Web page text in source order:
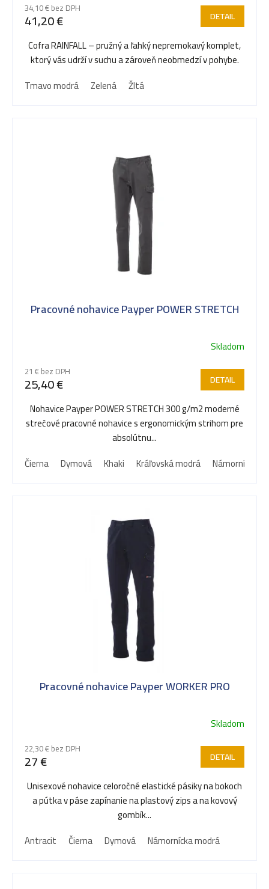
34,10 € bez DPH
41,20 € DETAIL
Cofra RAINFALL – pružný a ľahký nepremokavý komplet,
ktorý vás udrží v suchu a zároveň neobmedzí v pohybe.
Tmavo modrá
Zelená Žltá
Pracovné nohavice Payper POWER STRETCH
Skladom
21 € bez DPH
25,40 € DETAIL
Nohavice Payper POWER STRETCH 300 g/m2 moderné
strečové pracovné nohavice s ergonomickým strihom pre
absolútnu...
Čierna
Dymová Khaki Kráľovská modrá Námornícka
Pracovné nohavice Payper WORKER PRO
Skladom
22,30 € bez DPH
27 € DETAIL
Unisexové nohavice celoročné elastické pásiky na bokoch
a pútka v páse zapínanie na plastový zips a na kovový
gombík...
Antracit
Čierna Dymová Námornícka modrá